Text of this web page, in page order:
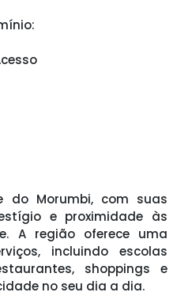
do Morumbi, com suas
e proximidade às
A região oferece uma
incluindo escolas
shoppings e
no seu dia a dia.